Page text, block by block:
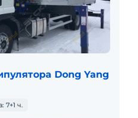
Dong Yang
7+1 ч.